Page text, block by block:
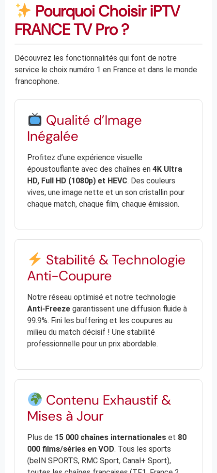
Pourquoi Choisir iPTV
FRANCE TV Pro ?
Découvrez les fonctionnalités qui font de notre
service le choix numéro 1 en France et dans le monde
francophone.
Qualité d’Image
Inégalée
Profitez d’une expérience visuelle
époustouflante avec des chaînes en 4K Ultra
HD, Full HD (1080p) et HEVC. Des couleurs
vives, une image nette et un son cristallin pour
chaque match, chaque film, chaque émission.
Stabilité & Technologie
Anti-Coupure
Notre réseau optimisé et notre technologie
Anti-Freeze garantissent une diffusion fluide à
99.9%. Fini les buffering et les coupures au
milieu du match décisif ! Une stabilité
professionnelle pour un prix abordable.
Contenu Exhaustif &
Mises à Jour
Plus de 15 000 chaînes internationales et 80
000 films/séries en VOD. Tous les sports
(beIN SPORTS, RMC Sport, Canal+ Sport),